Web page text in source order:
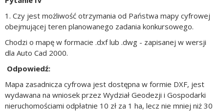
1. Czy jest możliwość otrzymania od Państwa mapy cyfrowej
obejmującej teren planowanego zadania konkursowego.
Chodzi o mapę w formacie .dxf lub .dwg - zapisanej w wersji
dla Auto Cad 2000.
Odpowiedź:
Mapa zasadnicza cyfrowa jest dostępna w formie DXF, jest
wydawana na wniosek przez Wydział Geodezji i Gospodarki
nieruchomościami odpłatnie 10 zł za 1 ha, lecz nie mniej niż 30